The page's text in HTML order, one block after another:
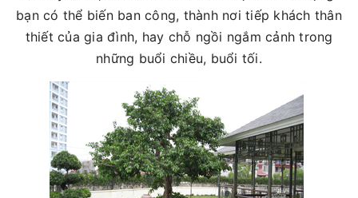
bạn có thể biến ban công, thành nơi tiếp khách thân
thiết của gia đình, hay chỗ ngồi ngắm cảnh trong
những buổi chiều, buổi tối.